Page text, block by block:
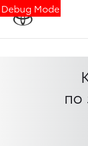
Debug Mode
по